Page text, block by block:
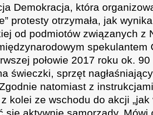
Demokracja, która
protesty otrzymała, jak
od podmiotów związanych z
spekulantem
połowie 2017 roku ok.
świeczki, sprzęt
natomiast z
kolei ze wschodu do akcji „jak